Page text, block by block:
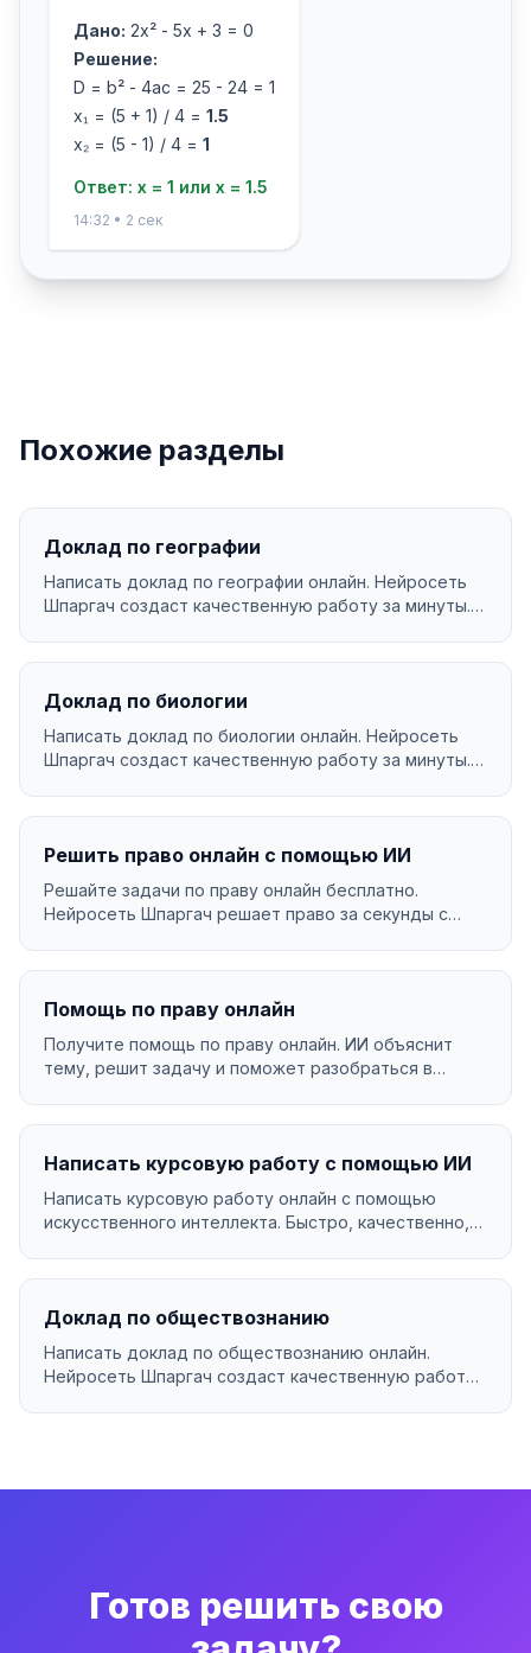
Дано: 2x² - 5x + 3 = 0
Решение:
D = b² - 4ac = 25 - 24 = 1
x₁ = (5 + 1) / 4 = 1.5
x₂ = (5 - 1) / 4 = 1
Ответ: x = 1 или x = 1.5
14:32 • 2 сек
Похожие разделы
Доклад по географии
Написать доклад по географии онлайн. Нейросеть
Шпаргач создаст качественную работу за минуты.
Доклад по биологии
Написать доклад по биологии онлайн. Нейросеть
Шпаргач создаст качественную работу за минуты.
Решить право онлайн с помощью ИИ
Решайте задачи по праву онлайн бесплатно.
Нейросеть Шпаргач решает право за секунды с
Помощь по праву онлайн
Получите помощь по праву онлайн. ИИ объяснит
тему, решит задачу и поможет разобраться в
Написать курсовую работу с помощью ИИ
Написать курсовую работу онлайн с помощью
искусственного интеллекта. Быстро, качественно,
Доклад по обществознанию
Написать доклад по обществознанию онлайн.
Нейросеть Шпаргач создаст качественную работу
Готов решить свою